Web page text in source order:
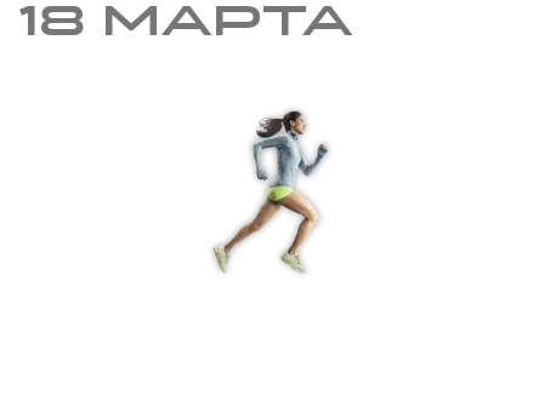
18 марта